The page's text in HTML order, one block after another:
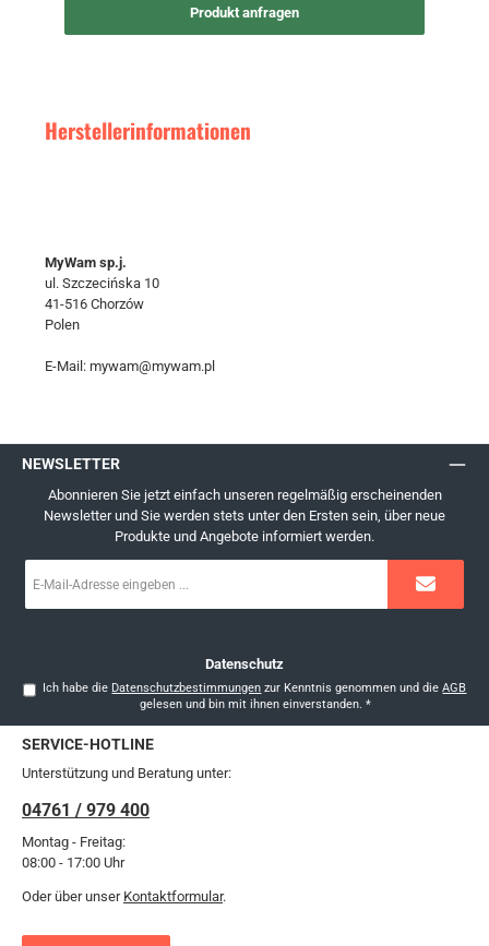
Produkt anfragen
Herstellerinformationen
MyWam sp.j.
ul. Szczecińska 10
41-516 Chorzów
Polen
E-Mail: mywam@mywam.pl
NEWSLETTER
Abonnieren Sie jetzt einfach unseren regelmäßig erscheinenden
Newsletter und Sie werden stets unter den Ersten sein, über neue
Produkte und Angebote informiert werden.
Mail-
Datenschutz
Ich habe die Datenschutzbestimmungen zur Kenntnis genommen und dieAGB
gelesen und bin mit ihnen einverstanden. *
SERVICE-HOTLINE
Unterstützung und Beratung unter:
04761 / 979 400
Montag - Freitag:
08:00 - 17:00 Uhr
Oder über unser Kontaktformular.